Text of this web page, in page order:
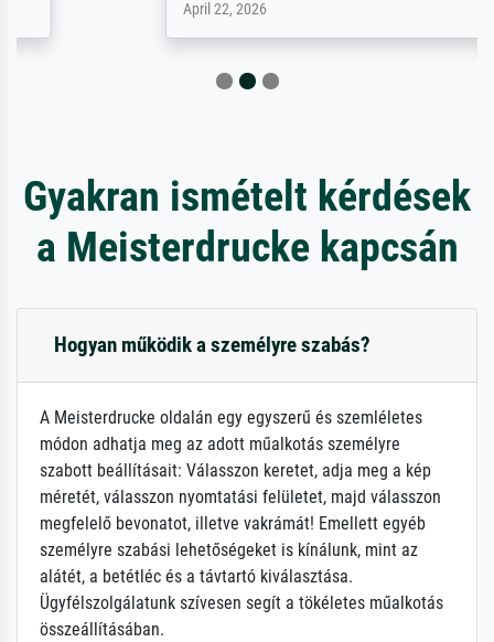
Gyakran ismételt kérdések
a Meisterdrucke kapcsán
Hogyan működik a személyre szabás?
A Meisterdrucke oldalán egy egyszerű és szemléletes
módon adhatja meg az adott műalkotás személyre
szabott beállításait: Válasszon keretet, adja meg a kép
méretét, válasszon nyomtatási felületet, majd válasszon
megfelelő bevonatot, illetve vakrámát! Emellett egyéb
személyre szabási lehetőségeket is kínálunk, mint az
alátét, a betétléc és a távtartó kiválasztása.
Ügyfélszolgálatunk szívesen segít a tökéletes műalkotás
összeállításában.